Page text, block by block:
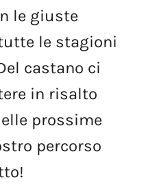
le giuste
le stagioni
castano ci
in risalto
prossime
percorso